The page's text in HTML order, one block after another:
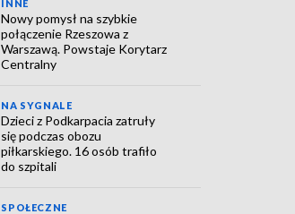
INNE
Nowy pomysł na szybkie
połączenie Rzeszowa z
Warszawą. Powstaje Korytarz
Centralny
NA SYGNALE
Dzieci z Podkarpacia zatruły
się podczas obozu
piłkarskiego. 16 osób trafiło
do szpitali
SPOŁECZNE